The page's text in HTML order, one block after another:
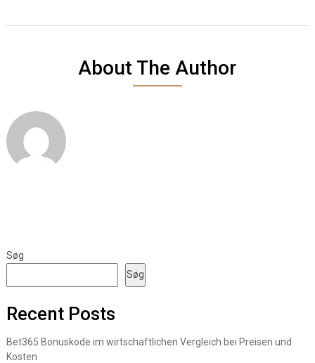
About The Author
Søg
Søg
Recent Posts
Bet365 Bonuskode im wirtschaftlichen Vergleich bei Preisen und
Kosten